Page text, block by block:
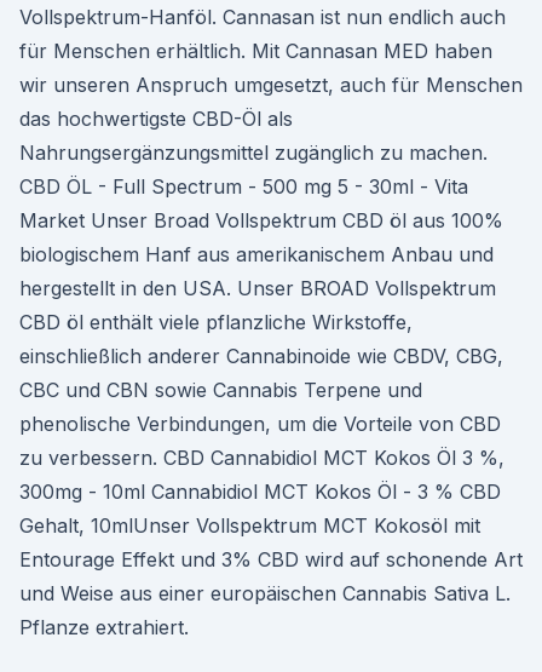
Vollspektrum-Hanföl. Cannasan ist nun endlich auch
für Menschen erhältlich. Mit Cannasan MED haben
wir unseren Anspruch umgesetzt, auch für Menschen
das hochwertigste CBD-Öl als
Nahrungsergänzungsmittel zugänglich zu machen.
CBD ÖL - Full Spectrum - 500 mg 5 - 30ml - Vita
Market Unser Broad Vollspektrum CBD öl aus 100%
biologischem Hanf aus amerikanischem Anbau und
hergestellt in den USA. Unser BROAD Vollspektrum
CBD öl enthält viele pflanzliche Wirkstoffe,
einschließlich anderer Cannabinoide wie CBDV, CBG,
CBC und CBN sowie Cannabis Terpene und
phenolische Verbindungen, um die Vorteile von CBD
zu verbessern. CBD Cannabidiol MCT Kokos Öl 3 %,
300mg - 10ml Cannabidiol MCT Kokos Öl - 3 % CBD
Gehalt, 10mlUnser Vollspektrum MCT Kokosöl mit
Entourage Effekt und 3% CBD wird auf schonende Art
und Weise aus einer europäischen Cannabis Sativa L.
Pflanze extrahiert.